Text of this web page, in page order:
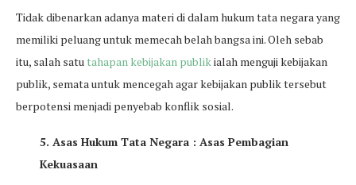
Tidak dibenarkan adanya materi di dalam hukum tata negara yang
memiliki peluang untuk memecah belah bangsa ini. Oleh sebab
itu, salah satutahapan kebijakan publikialah menguji kebijakan
publik, semata untuk mencegah agar kebijakan publik tersebut
berpotensi menjadi penyebab konflik sosial.
5. Asas Hukum Tata Negara : Asas Pembagian
Kekuasaan